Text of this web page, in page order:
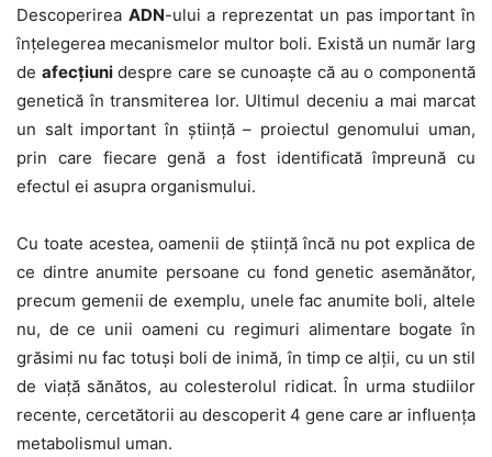
Descoperirea ADN-ului a reprezentat un pas important în
înțelegerea mecanismelor multor boli. Există un număr larg
de afecțiunidespre care se cunoaște că au o componentă
genetică în transmiterea lor. Ultimul deceniu a mai marcat
un salt important în știință – proiectul genomului uman,
prin care fiecare genă a fost identificată împreună cu
efectul ei asupra organismului.
Cu toate acestea, oamenii de știință încă nu pot explica de
ce dintre anumite persoane cu fond genetic ase­mănător,
precum gemenii de exemplu, unele fac anumite boli, altele
nu, de ce unii oameni cu regimuri alimentare bogate în
grăsimi nu fac totuși boli de inimă, în timp ce alții, cu un stil
de viață sănătos, au colesterolul ridicat. În urma studiilor
recente, cercetătorii au descoperit 4 gene care ar influența
metabolismul uman.